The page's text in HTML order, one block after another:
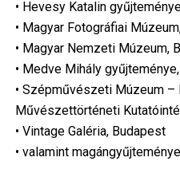
• Hevesy Katalin
• Magyar Fotográfiai
• Magyar Nemzeti Múzeum,
• Medve Mihály
• Szépművészeti Múzeum –
Művészettörténeti
• Vintage Galéria, Budapest
• valamint